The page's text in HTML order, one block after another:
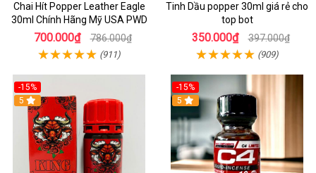
Chai Hít Popper Leather Eagle
30ml Chính Hãng Mỹ USA PWD
700.000₫ 786.000₫
(911)
Tinh Dầu popper 30ml giá rẻ cho
top bot
350.000₫ 397.000₫
(909)
-15%
5
-15%
5